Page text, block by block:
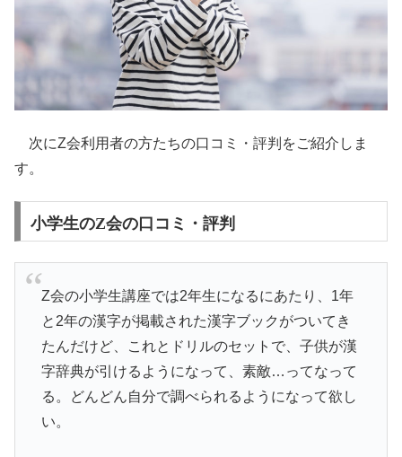
次にZ会利用者の方たちの口コミ・評判をご紹介しま
す。
小学生のZ会の口コミ・評判
Z会の小学生講座では2年生になるにあたり、1年
と2年の漢字が掲載された漢字ブックがついてき
たんだけど、これとドリルのセットで、子供が漢
字辞典が引けるようになって、素敵…ってなって
る。どんどん自分で調べられるようになって欲し
い。